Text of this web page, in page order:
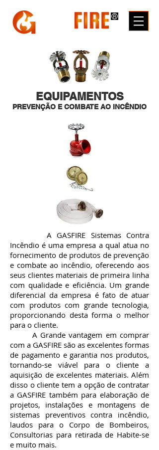
EQUIPAMENTOS
PREVENÇÃO E COMBATE AO INCÊNDIO
A GASFIRE Sistemas Contra
Incêndio é uma empresa a qual atua no
fornecimento de produtos de prevenção
e combate ao incêndio, oferecendo aos
seus clientes materiais de primeira linha
com qualidade e eficiência. Um grande
diferencial da empresa é fato de atuar
com produtos com grande tecnologia,
proporcionando desta forma o melhor
para o cliente.
A Grande vantagem em comprar
com a GASFIRE são as excelentes formas
de pagamento e garantia nos produtos,
tornando-se viável para o cliente a
aquisição de excelentes materiais. Além
disso o cliente tem a opção de contratar
a GASFIRE também para elaboração de
projetos, instalações e montagens de
sistemas preventivos contra incêndio,
laudos para o Corpo de Bombeiros,
Consultorias para retirada de Habite-se
e muito mais.